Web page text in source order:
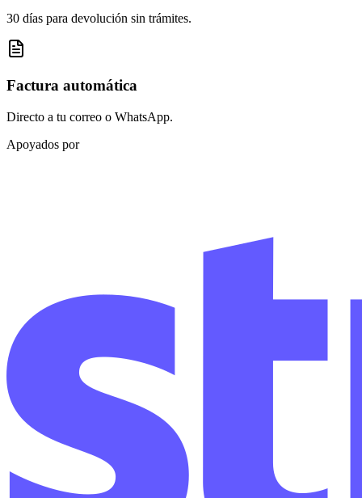
30 días para devolución sin trámites.
Factura automática
Directo a tu correo o WhatsApp.
Apoyados por